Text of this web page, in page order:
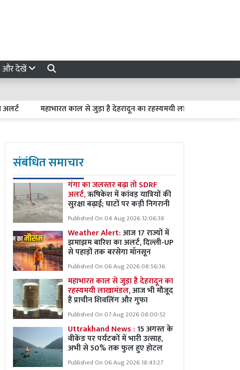
और देखें
महाभारत काल से जुड़ा है देहरादून का रहस्यमयी लाखामंडल, आज भी मौजूद
संबंधित समाचार
गंगा का जलस्तर बढ़ा तो SDRF
अलर्ट,ऋषिकेश में कांवड़ यात्रियों की
सुरक्षा बढ़ाई; घाटों पर कड़ी निगरानी
Published On 04 Aug 2026 12:06:38
Weather Alert:आज 17 राज्यों में
झमाझम बारिश का अलर्ट, दिल्ली-UP
से पहाड़ों तक बरसेगा मॉनसून
Published On 06 Aug 2026 08:56:36
महाभारत काल से जुड़ा है देहरादून का
रहस्यमयी लाखामंडल,आज भी मौजूद
हैं प्राचीन शिवलिंग और गुफा
Published On 07 Aug 2026 08:00:52
Uttrakhand News :15 अगस्त के
वीकेंड पर पर्यटकों में भारी उत्साह,
अभी से 50% तक फुल हुए होटल
Published On 06 Aug 2026 18:43:27